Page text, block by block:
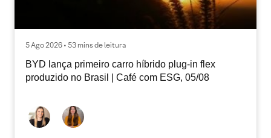
5 Ago 2026 • 53 mins de leitura
BYD lança primeiro carro híbrido plug-in flex
produzido no Brasil | Café com ESG, 05/08